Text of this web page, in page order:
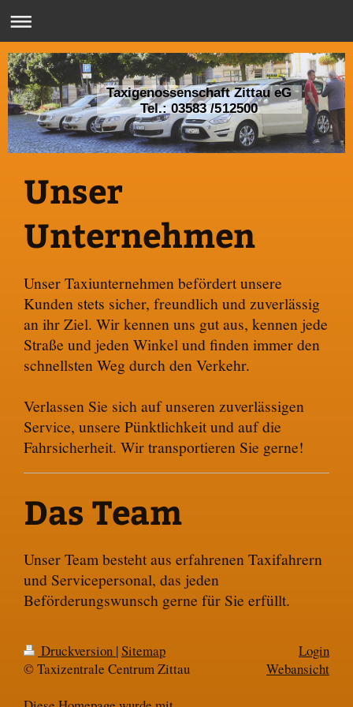
Taxigenossenschaft Zittau eG
Tel.: 03583 /512500
Unser
Unternehmen
Unser Taxiunternehmen befördert unsere
Kunden stets sicher, freundlich und zuverlässig
an ihr Ziel. Wir kennen uns gut aus, kennen jede
Straße und jeden Winkel und finden immer den
schnellsten Weg durch den Verkehr.
Verlassen Sie sich auf unseren zuverlässigen
Service, unsere Pünktlichkeit und auf die
Fahrsicherheit. Wir transportieren Sie gerne!
Das Team
Unser Team besteht aus erfahrenen Taxifahrern
und Servicepersonal, das jeden
Beförderungswunsch gerne für Sie erfüllt.
Druckversion |Sitemap
© Taxizentrale Centrum Zittau
Login
Webansicht